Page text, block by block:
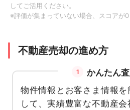
してご活用ください。
※評価が集まっていない場合、スコアが0
不動産売却の進め方
1
かんたん
物件情報とお客さま情報を
して、実績豊富な不動産会